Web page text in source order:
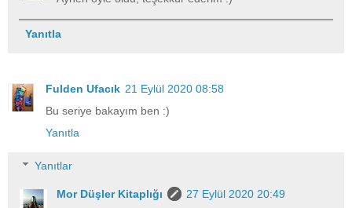
Yanıtla
Fulden Ufacık 21 Eylül 2020 08:58
Bu seriye bakayım ben :)
Yanıtla
Yanıtlar
Mor Düşler Kitaplığı
27 Eylül 2020 20:49